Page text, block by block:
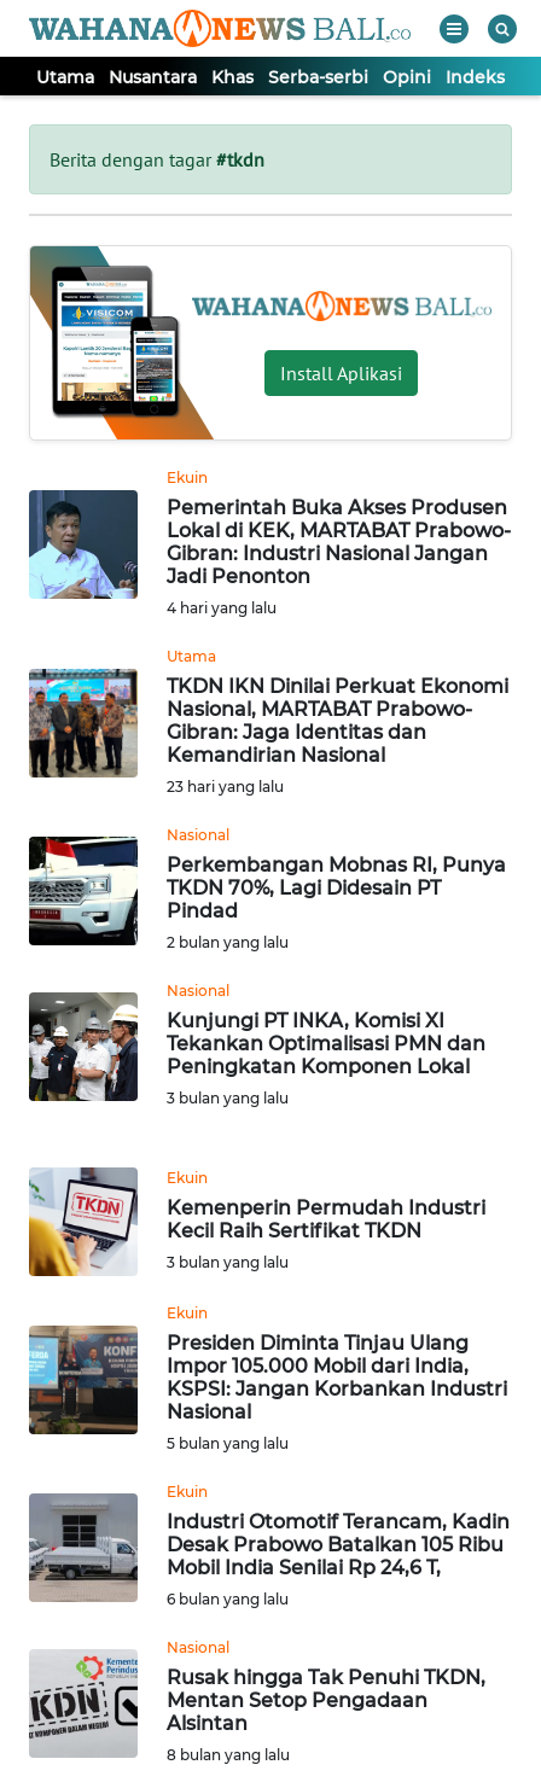
Utama Nusantara Khas Serba-serbi Opini Indeks
Berita dengan tagar#tkdn
Install Aplikasi
Ekuin
Pemerintah Buka Akses Produsen
Lokal di KEK, MARTABAT Prabowo-
Gibran: Industri Nasional Jangan
Jadi Penonton
4 hari yang lalu
Utama
TKDN IKN Dinilai Perkuat Ekonomi
Nasional, MARTABAT Prabowo-
Gibran: Jaga Identitas dan
Kemandirian Nasional
23 hari yang lalu
Nasional
Perkembangan Mobnas RI, Punya
TKDN 70%, Lagi Didesain PT
Pindad
2 bulan yang lalu
Nasional
Kunjungi PT INKA, Komisi XI
Tekankan Optimalisasi PMN dan
Peningkatan Komponen Lokal
3 bulan yang lalu
Ekuin
Kemenperin Permudah Industri
Kecil Raih Sertifikat TKDN
3 bulan yang lalu
Ekuin
Presiden Diminta Tinjau Ulang
Impor 105.000 Mobil dari India,
KSPSI: Jangan Korbankan Industri
Nasional
5 bulan yang lalu
Ekuin
Industri Otomotif Terancam, Kadin
Desak Prabowo Batalkan 105 Ribu
Mobil India Senilai Rp 24,6 T,
6 bulan yang lalu
Nasional
Rusak hingga Tak Penuhi TKDN,
Mentan Setop Pengadaan
Alsintan
8 bulan yang lalu
Tutup
UTAMA
NUSANTARA
KHAS
SERBA-
SERBI
OPINI
Informasi
KONTAK
KAMI
IKLAN
TENTANG
KAMI
PEDOMAN
MEDIA
SIBER
REDAKSI
KARIR
DISCLAIMER
Regional
WN
SUMUT
WN
JAKARTA
WN
JABAR
WN
BANTEN
WN